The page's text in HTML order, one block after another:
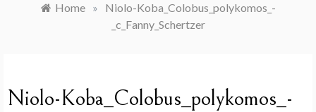
Home »
Niolo-Koba_Colobus_polykomos_-
_c_Fanny_Schertzer
Niolo-Koba_Colobus_polykomos_-